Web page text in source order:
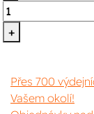
+
Přes 700
Vašem okolí!